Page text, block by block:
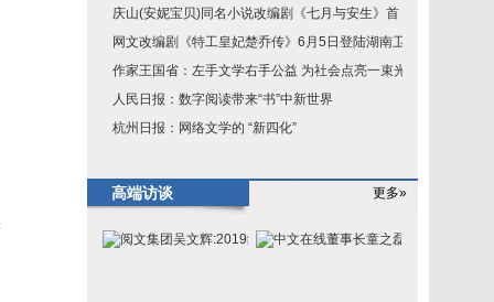
庆山(安妮宝贝)同名小说改编剧《七月与安生》首
网文改编剧《特工皇妃楚乔传》6月5日登陆湖南卫
作家王国省：左手文学右手公益 为社会点亮一束光
人民日报：数字阅读带来“书”中新世界
杭州日报：网络文学的 “新四化”
高端访谈 更多»